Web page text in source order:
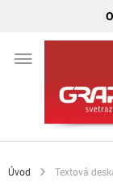
Úvod Textová